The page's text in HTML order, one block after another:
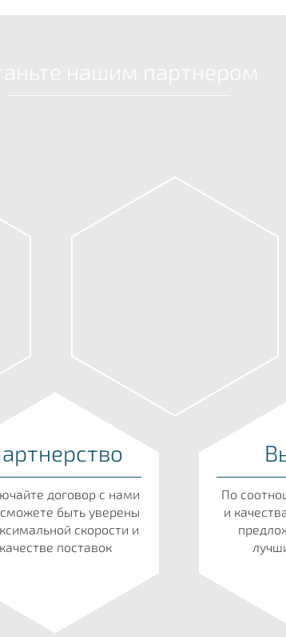
договор с нами
быть уверены
скорости и
качестве поставок
По
и